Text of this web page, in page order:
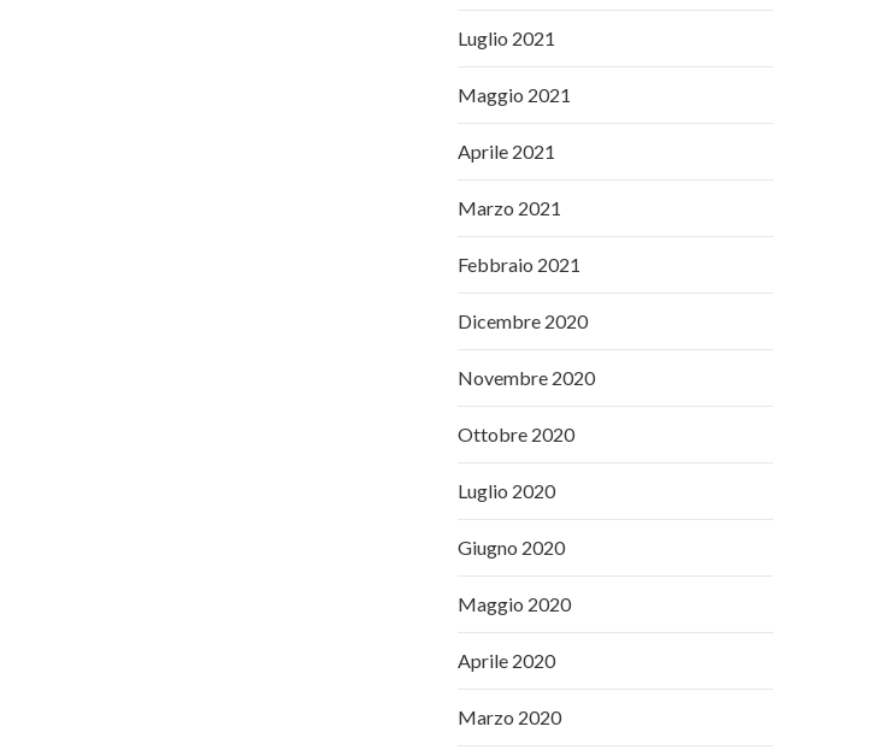
Luglio 2021
Maggio 2021
Aprile 2021
Marzo 2021
Febbraio 2021
Dicembre 2020
Novembre 2020
Ottobre 2020
Luglio 2020
Giugno 2020
Maggio 2020
Aprile 2020
Marzo 2020